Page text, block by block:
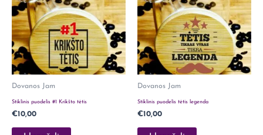
Dovanos Jam
Stiklinis puodelis #1 Krikšto tėtis
€10,00
Dovanos Jam
Stiklinis puodelis tėtis legenda
€10,00